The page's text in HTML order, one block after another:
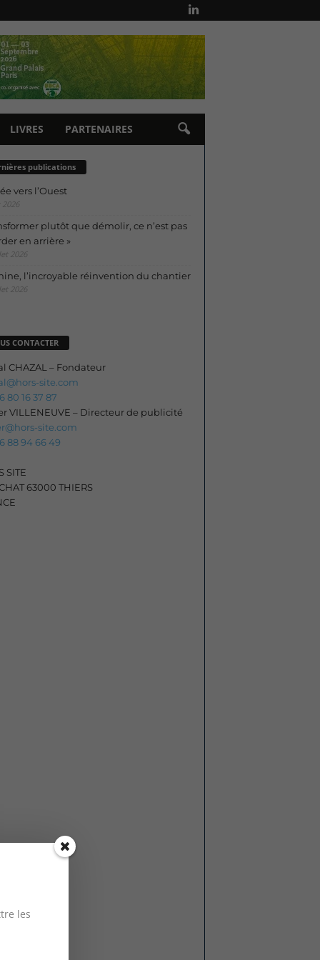
LIVRES PARTENAIRES
publications
vers l’Ouest
plutôt que démolir, ce n’est pas
en arrière »
2026
l’incroyable réinvention du chantier
2026
CONTACTER
CHAZAL – Fondateur
site.com
80 16 37 87
VILLENEUVE – Directeur de publicité
site.com
88 94 66 49
SITE
63000 THIERS
les